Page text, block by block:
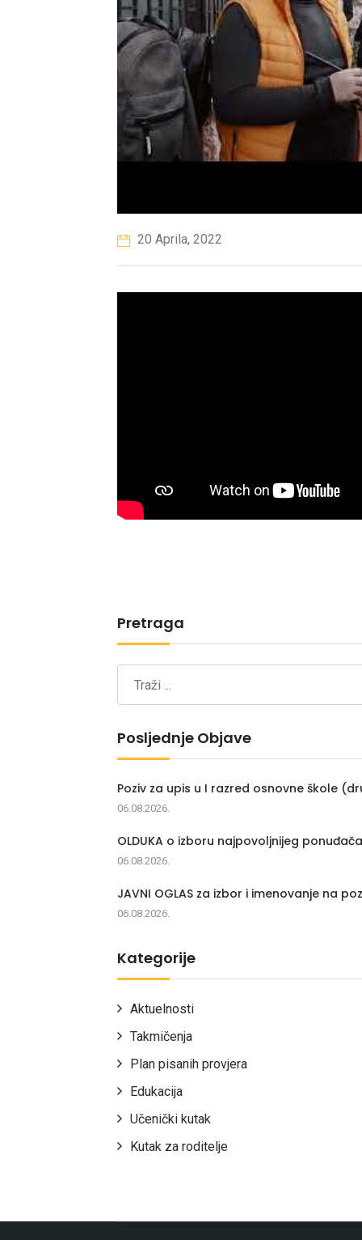
20 Aprila, 2022
Pretraga
Posljednje Objave
Poziv za upis u I razred osnovne škole
06.08.2026.
OLDUKA o izboru najpovoljnijeg
06.08.2026.
JAVNI OGLAS za izbor i imenovanje na
06.08.2026.
Kategorije
Aktuelnosti
Takmičenja
Plan pisanih provjera
Edukacija
Učenički kutak
Kutak za roditelje